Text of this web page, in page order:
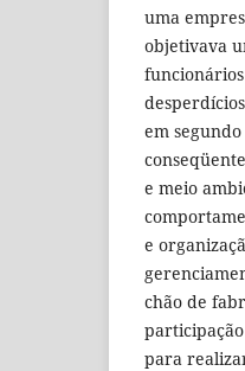
uma
objetivava
em
e meio
e
chão de
para